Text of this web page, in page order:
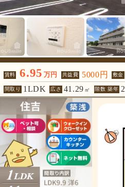
賃料 6.95 万円 共益費 5000円 敷金
間取り 1LDK 広さ 41.29 ㎡ 階数 築年 2